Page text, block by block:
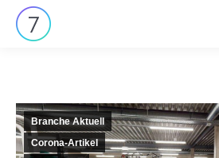
Branche Aktuell
Corona-Artikel